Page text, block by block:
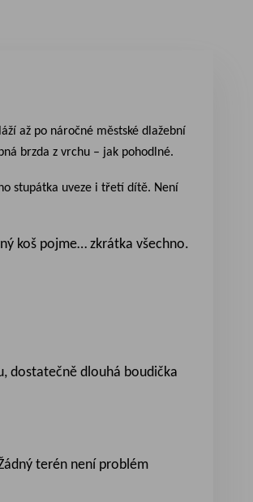
až po náročné městské dlažební
brzda z vrchu – jak pohodlné.
stupátka uveze i třetí dítě. Není
koš pojme… zkrátka všechno.
dostatečně dlouhá boudička
terén není problém